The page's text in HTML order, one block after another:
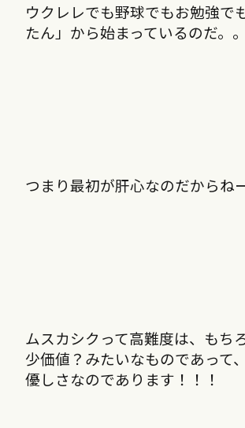
ウクレレでも野球でもお勉強で
たん」から始まっているのだ。。
つまり最初が肝心なのだからね
ムスカシクって高難度は、もち
少価値？みたいなものであって
優しさなのであります！！！